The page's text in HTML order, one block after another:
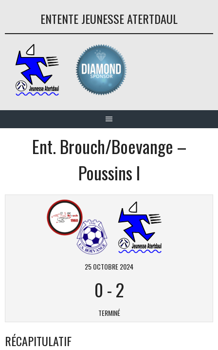
ENTENTE JEUNESSE ATERTDAUL
Ent. Brouch/Boevange –
Poussins I
25 OCTOBRE 2024
0 -2
TERMINÉ
RÉCAPITULATIF